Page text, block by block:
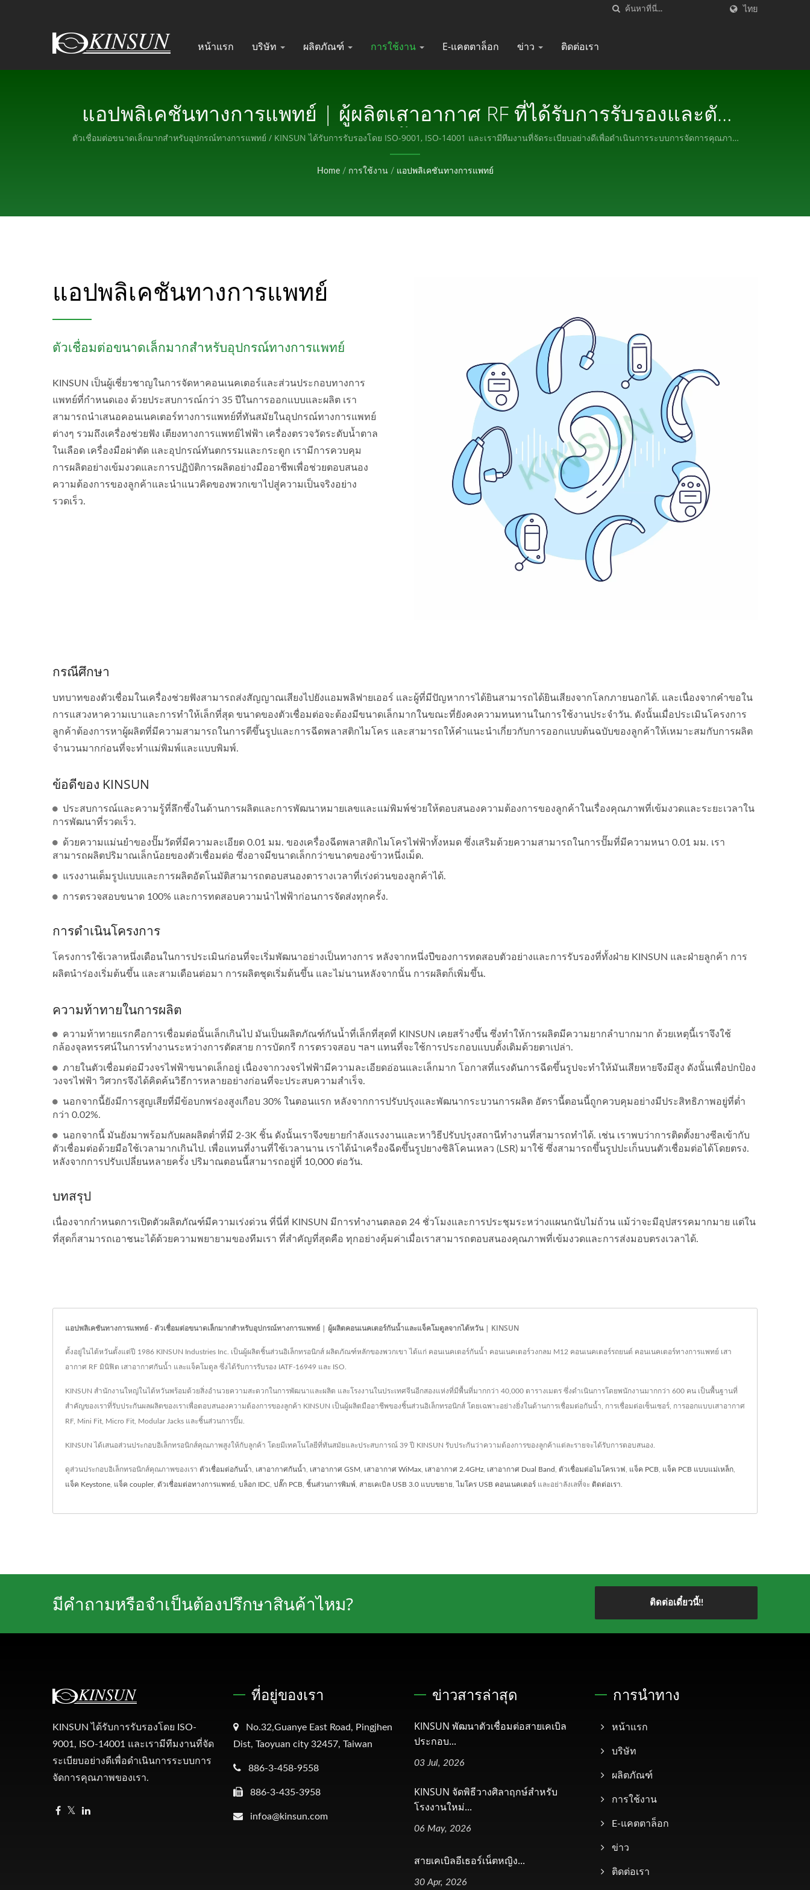
ไทย
หน้าแรก บริษัท ผลิตภัณฑ์ การใช้งาน E-แคตตาล็อก ข่าว ติดต่อเรา
แอปพลิเคชันทางการแพทย์ | ผู้ผลิตเสาอากาศ RF ที่ได้รับการรับรองและตัว
เชื่อมต่อกันน้ำ | KINSUN
ตัวเชื่อมต่อขนาดเล็กมากสำหรับอุปกรณ์ทางการแพทย์ / KINSUN ได้รับการรับรองโดย ISO-9001, ISO-14001 และเรามีทีมงานที่จัดระเบียบอย่างดีเพื่อดำเนินการระบบการจัดการคุณภาพ
ของเรา.
Home / การใช้งาน / แอปพลิเคชันทางการแพทย์
แอปพลิเคชันทางการแพทย์
ตัวเชื่อมต่อขนาดเล็กมากสำหรับอุปกรณ์ทางการแพทย์
KINSUN เป็นผู้เชี่ยวชาญในการจัดหาคอนเนคเตอร์และส่วนประกอบทางการ
แพทย์ที่กำหนดเอง ด้วยประสบการณ์กว่า 35 ปีในการออกแบบและผลิต เรา
สามารถนำเสนอคอนเนคเตอร์ทางการแพทย์ที่ทันสมัยในอุปกรณ์ทางการแพทย์
ต่างๆ รวมถึงเครื่องช่วยฟัง เตียงทางการแพทย์ไฟฟ้า เครื่องตรวจวัดระดับน้ำตาล
ในเลือด เครื่องมือผ่าตัด และอุปกรณ์ทันตกรรมและกระดูก เรามีการควบคุม
การผลิตอย่างเข้มงวดและการปฏิบัติการผลิตอย่างมืออาชีพเพื่อช่วยตอบสนอง
ความต้องการของลูกค้าและนำแนวคิดของพวกเขาไปสู่ความเป็นจริงอย่าง
รวดเร็ว.
กรณีศึกษา
บทบาทของตัวเชื่อมในเครื่องช่วยฟังสามารถส่งสัญญาณเสียงไปยังแอมพลิฟายเออร์ และผู้ที่มีปัญหาการได้ยินสามารถได้ยินเสียงจากโลกภายนอกได้. และเนื่องจากคำขอใน
การแสวงหาความเบาและการทำให้เล็กที่สุด ขนาดของตัวเชื่อมต่อจะต้องมีขนาดเล็กมากในขณะที่ยังคงความทนทานในการใช้งานประจำวัน. ดังนั้นเมื่อประเมินโครงการ
ลูกค้าต้องการหาผู้ผลิตที่มีความสามารถในการตีขึ้นรูปและการฉีดพลาสติกไมโคร และสามารถให้คำแนะนำเกี่ยวกับการออกแบบต้นฉบับของลูกค้าให้เหมาะสมกับการผลิต
จำนวนมากก่อนที่จะทำแม่พิมพ์และแบบพิมพ์.
ข้อดีของ KINSUN
ประสบการณ์และความรู้ที่ลึกซึ้งในด้านการผลิตและการพัฒนาหมายเลขและแม่พิมพ์ช่วยให้ตอบสนองความต้องการของลูกค้าในเรื่องคุณภาพที่เข้มงวดและระยะเวลาใน
การพัฒนาที่รวดเร็ว.
ด้วยความแม่นยำของปั๊มวัดที่มีความละเอียด 0.01 มม. ของเครื่องฉีดพลาสติกไมโครไฟฟ้าทั้งหมด ซึ่งเสริมด้วยความสามารถในการปั๊มที่มีความหนา 0.01 มม. เรา
สามารถผลิตปริมาณเล็กน้อยของตัวเชื่อมต่อ ซึ่งอาจมีขนาดเล็กกว่าขนาดของข้าวหนึ่งเม็ด.
แรงงานเต็มรูปแบบและการผลิตอัตโนมัติสามารถตอบสนองตารางเวลาที่เร่งด่วนของลูกค้าได้.
การตรวจสอบขนาด 100% และการทดสอบความนำไฟฟ้าก่อนการจัดส่งทุกครั้ง.
การดำเนินโครงการ
โครงการใช้เวลาหนึ่งเดือนในการประเมินก่อนที่จะเริ่มพัฒนาอย่างเป็นทางการ หลังจากหนึ่งปีของการทดสอบตัวอย่างและการรับรองที่ทั้งฝ่าย KINSUN และฝ่ายลูกค้า การ
ผลิตนำร่องเริ่มต้นขึ้น และสามเดือนต่อมา การผลิตชุดเริ่มต้นขึ้น และไม่นานหลังจากนั้น การผลิตก็เพิ่มขึ้น.
ความท้าทายในการผลิต
ความท้าทายแรกคือการเชื่อมต่อนั้นเล็กเกินไป มันเป็นผลิตภัณฑ์กันน้ำที่เล็กที่สุดที่ KINSUN เคยสร้างขึ้น ซึ่งทำให้การผลิตมีความยากลำบากมาก ด้วยเหตุนี้เราจึงใช้
กล้องจุลทรรศน์ในการทำงานระหว่างการตัดสาย การบัดกรี การตรวจสอบ ฯลฯ แทนที่จะใช้การประกอบแบบดั้งเดิมด้วยตาเปล่า.
ภายในตัวเชื่อมต่อมีวงจรไฟฟ้าขนาดเล็กอยู่ เนื่องจากวงจรไฟฟ้ามีความละเอียดอ่อนและเล็กมาก โอกาสที่แรงดันการฉีดขึ้นรูปจะทำให้มันเสียหายจึงมีสูง ดังนั้นเพื่อปกป้อง
วงจรไฟฟ้า วิศวกรจึงได้คิดค้นวิธีการหลายอย่างก่อนที่จะประสบความสำเร็จ.
นอกจากนี้ยังมีการสูญเสียที่มีข้อบกพร่องสูงเกือบ 30% ในตอนแรก หลังจากการปรับปรุงและพัฒนากระบวนการผลิต อัตรานี้ตอนนี้ถูกควบคุมอย่างมีประสิทธิภาพอยู่ที่ต่ำ
กว่า 0.02%.
นอกจากนี้ มันยังมาพร้อมกับผลผลิตต่ำที่มี 2-3K ชิ้น ดังนั้นเราจึงขยายกำลังแรงงานและหาวิธีปรับปรุงสถานีทำงานที่สามารถทำได้. เช่น เราพบว่าการติดตั้งยางซีลเข้ากับ
ตัวเชื่อมต่อด้วยมือใช้เวลามากเกินไป. เพื่อแทนที่งานที่ใช้เวลานาน เราได้นำเครื่องฉีดขึ้นรูปยางซิลิโคนเหลว (LSR) มาใช้ ซึ่งสามารถขึ้นรูปปะเก็นบนตัวเชื่อมต่อได้โดยตรง.
หลังจากการปรับเปลี่ยนหลายครั้ง ปริมาณตอนนี้สามารถอยู่ที่ 10,000 ต่อวัน.
บทสรุป
เนื่องจากกำหนดการเปิดตัวผลิตภัณฑ์มีความเร่งด่วน ที่นี่ที่ KINSUN มีการทำงานตลอด 24 ชั่วโมงและการประชุมระหว่างแผนกนับไม่ถ้วน แม้ว่าจะมีอุปสรรคมากมาย แต่ใน
ที่สุดก็สามารถเอาชนะได้ด้วยความพยายามของทีมเรา ที่สำคัญที่สุดคือ ทุกอย่างคุ้มค่าเมื่อเราสามารถตอบสนองคุณภาพที่เข้มงวดและการส่งมอบตรงเวลาได้.
แอปพลิเคชันทางการแพทย์ - ตัวเชื่อมต่อขนาดเล็กมากสำหรับอุปกรณ์ทางการแพทย์ | ผู้ผลิตคอนเนคเตอร์กันน้ำและแจ็คโมดูลจากไต้หวัน | KINSUN
ตั้งอยู่ในไต้หวันตั้งแต่ปี 1986 KINSUN Industries Inc. เป็นผู้ผลิตชิ้นส่วนอิเล็กทรอนิกส์ ผลิตภัณฑ์หลักของพวกเขา ได้แก่ คอนเนคเตอร์กันน้ำ คอนเนคเตอร์วงกลม M12 คอนเนคเตอร์รถยนต์ คอนเนคเตอร์ทางการแพทย์ เสา
อากาศ RF มินิฟิต เสาอากาศกันน้ำ และแจ็คโมดูล ซึ่งได้รับการรับรอง IATF-16949 และ ISO.
KINSUN สำนักงานใหญ่ในไต้หวันพร้อมด้วยสิ่งอำนวยความสะดวกในการพัฒนาและผลิต และโรงงานในประเทศจีนอีกสองแห่งที่มีพื้นที่มากกว่า 40,000 ตารางเมตร ซึ่งดำเนินการโดยพนักงานมากกว่า 600 คน เป็นพื้นฐานที่
สำคัญของเราที่รับประกันผลผลิตของเราเพื่อตอบสนองความต้องการของลูกค้า KINSUN เป็นผู้ผลิตมืออาชีพของชิ้นส่วนอิเล็กทรอนิกส์ โดยเฉพาะอย่างยิ่งในด้านการเชื่อมต่อกันน้ำ, การเชื่อมต่อเซ็นเซอร์, การออกแบบเสาอากาศ
RF, Mini Fit, Micro Fit, Modular Jacks และชิ้นส่วนการปั๊ม.
KINSUN ได้เสนอส่วนประกอบอิเล็กทรอนิกส์คุณภาพสูงให้กับลูกค้า โดยมีเทคโนโลยีที่ทันสมัยและประสบการณ์ 39 ปี KINSUN รับประกันว่าความต้องการของลูกค้าแต่ละรายจะได้รับการตอบสนอง.
ดูส่วนประกอบอิเล็กทรอนิกส์คุณภาพของเรา ตัวเชื่อมต่อกันน้ำ เสาอากาศกันน้ำ เสาอากาศ GSM เสาอากาศ WiMax เสาอากาศ 2.4GHz เสาอากาศ Dual Band ตัวเชื่อมต่อไมโครเวฟ แจ็ค PCB แจ็ค PCB แบบแม่เหล็ก
แจ็ค Keystone แจ็ค coupler, ตัวเชื่อมต่อทางการแพทย์ บล็อก IDC ปลั๊ก PCB ชิ้นส่วนการพิมพ์ สายเคเบิล USB 3.0 แบบขยาย ไมโคร USB คอนเนคเตอร์ และอย่าลังเลที่จะ ติดต่อเรา
มีคำถามหรือจำเป็นต้องปรึกษาสินค้าไหม? ติดต่อเดี๋ยวนี้!!
KINSUN ได้รับการรับรองโดย ISO-
9001, ISO-14001 และเรามีทีมงานที่จัด
ระเบียบอย่างดีเพื่อดำเนินการระบบการ
จัดการคุณภาพของเรา.
ที่อยู่ของเรา
No.32,Guanye East Road, Pingjhen
Dist, Taoyuan city 32457, Taiwan
886-3-458-9558
886-3-435-3958
infoa@kinsun.com
ข่าวสารล่าสุด
KINSUN พัฒนาตัวเชื่อมต่อสายเคเบิล
ประกอบ...
03 Jul, 2026
KINSUN จัดพิธีวางศิลาฤกษ์สำหรับ
โรงงานใหม่...
06 May, 2026
สายเคเบิลอีเธอร์เน็ตหญิง...
30 Apr, 2026
การนำทาง
หน้าแรก
บริษัท
ผลิตภัณฑ์
การใช้งาน
E-แคตตาล็อก
ข่าว
ติดต่อเรา